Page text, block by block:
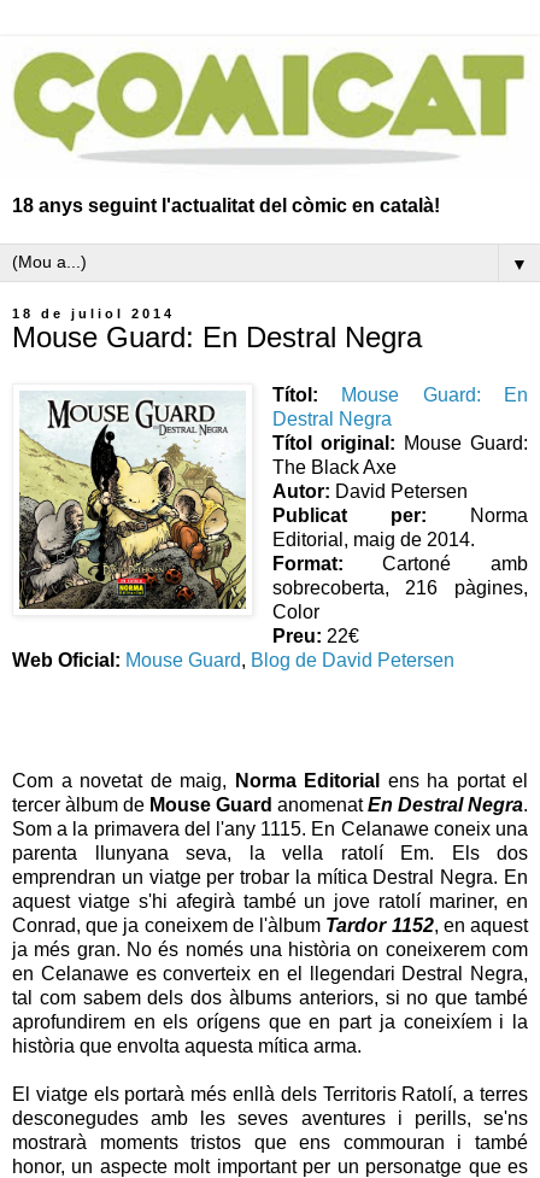
18 anys seguint l'actualitat del còmic en català!
▼
18 de juliol 2014
Mouse Guard: En Destral Negra
Títol:
Mouse Guard: En
Destral Negra
Títol original: Mouse Guard:
The Black Axe
Autor: David Petersen
Publicat per: Norma
Editorial, maig de 2014.
Format: Cartoné amb
sobrecoberta, 216 pàgines,
Color
Preu: 22€
Web Oficial: Mouse Guard, Blog de David Petersen
Com a novetat de maig, Norma Editorial
ens ha portat el
tercer àlbum de Mouse Guard anomenatEn Destral Negra.
Som a la primavera del l'any 1115. En Celanawe coneix una
parenta llunyana seva, la vella ratolí Em. Els dos
emprendran un viatge per trobar la mítica Destral Negra. En
aquest viatge s'hi afegirà també un jove ratolí mariner, en
Conrad, que ja coneixem de l'àlbum Tardor 1152, en aquest
ja més gran. No és només una història on coneixerem com
en Celanawe es converteix en el llegendari Destral Negra,
tal com sabem dels dos àlbums anteriors, si no que també
aprofundirem en els orígens que en part ja coneixíem i la
història que envolta aquesta mítica arma.
El viatge els portarà més enllà dels Territoris Ratolí, a terres
desconegudes amb les seves aventures i perills, se'ns
mostrarà moments tristos que ens commouran i també
honor, un aspecte molt important per un personatge que es